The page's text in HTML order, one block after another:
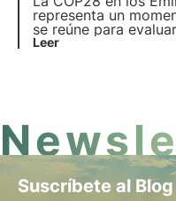
representa un
se reúne para
del Acuerdo de
Leer
Suscríbete al